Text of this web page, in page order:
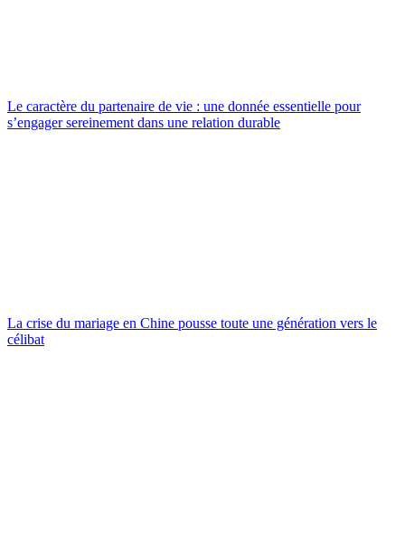
Le caractère du partenaire de vie : une donnée essentielle pour
s’engager sereinement dans une relation durable
La crise du mariage en Chine pousse toute une génération vers le
célibat